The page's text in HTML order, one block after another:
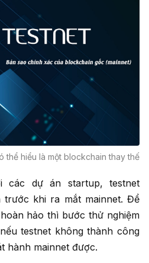
thể hiểu là một blockchain thay thế
các dự án startup, testnet
khi ra mắt mainnet. Để
hảo thì bước thử nghiệm
testnet không thành công
hành mainnet được.